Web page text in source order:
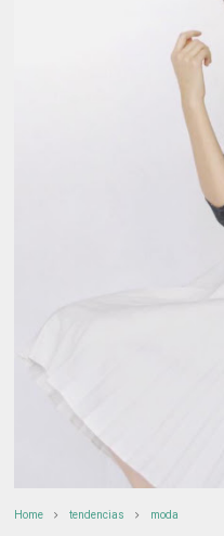
Home tendencias moda